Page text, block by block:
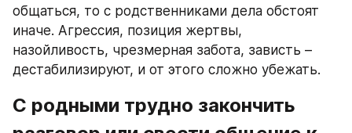
общаться, то с родственниками дела обстоят
иначе. Агрессия, позиция жертвы,
назойливость, чрезмерная забота, зависть –
дестабилизируют, и от этого сложно убежать.
С родными трудно закончить